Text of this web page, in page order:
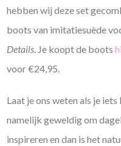
hebben wij deze set
boots van imitatiesuède
Details. Je koopt de boots
voor €24,95.
Laat je ons weten als je
namelijk geweldig om
inspireren en dan is het